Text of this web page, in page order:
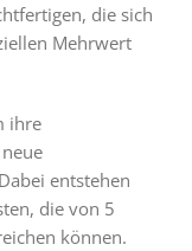
die sich
Mehrwert
ihre
entstehen
die von 5
können.